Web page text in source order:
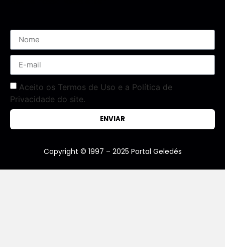
Aceito os Termos de Uso e a Política de
Privacidade do site.
ENVIAR
Copyright © 1997 – 2025 Portal Geledés